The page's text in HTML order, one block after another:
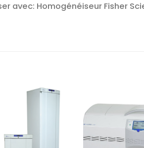
avec: Homogénéiseur Fisher